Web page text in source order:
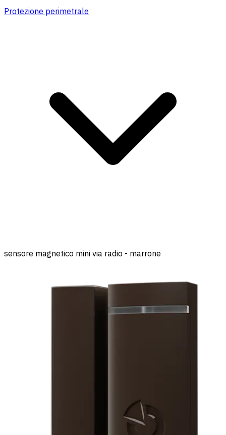
Protezione perimetrale
sensore magnetico mini via radio - marrone